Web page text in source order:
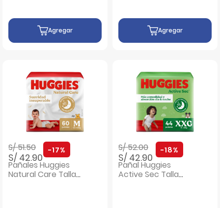
Agregar Agregar
Precio rebajado de
S/ 51.50a
S/ 42.90
-17%
Pañales Huggies
Natural Care Talla
Precio rebajado de
S/ 52.00a
S/ 42.90
-18%
Pañal Huggies
Active Sec Talla